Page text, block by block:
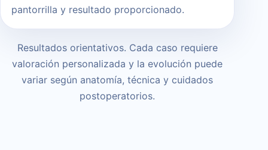
pantorrilla y resultado proporcionado.
Resultados orientativos. Cada caso requiere
valoración personalizada y la evolución puede
variar según anatomía, técnica y cuidados
postoperatorios.